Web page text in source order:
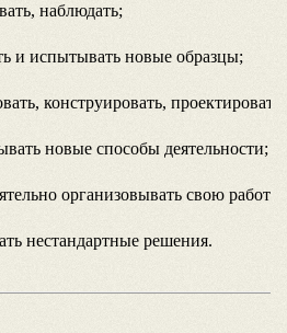
наблюдать;
и испытывать новые образцы;
конструировать,
новые способы деятельности;
организовывать свою работу
нестандартные решения.